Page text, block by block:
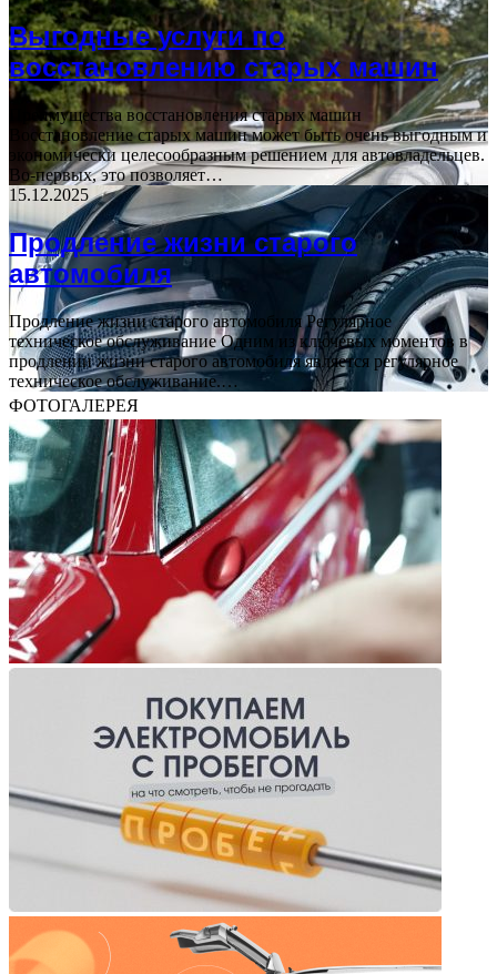
Выгодные услуги по
восстановлению старых машин
Преимущества восстановления старых машин
Восстановление старых машин может быть очень выгодным и
экономически целесообразным решением для автовладельцев.
Во-первых, это позволяет…
15.12.2025
Продление жизни старого
автомобиля
Продление жизни старого автомобиля Регулярное
техническое обслуживание Одним из ключевых моментов в
продлении жизни старого автомобиля является регулярное
техническое обслуживание.…
ФОТОГАЛЕРЕЯ